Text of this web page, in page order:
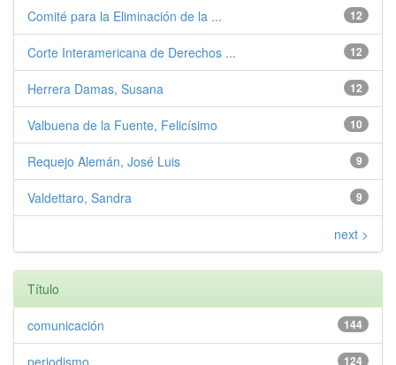
12
Comité para la Eliminación de la ...
12
Corte Interamericana de Derechos ...
12
Herrera Damas, Susana
10
Valbuena de la Fuente, Felicísimo
9
Requejo Alemán, José Luis
9
Valdettaro, Sandra
next >
Título
144
comunicación
124
periodismo